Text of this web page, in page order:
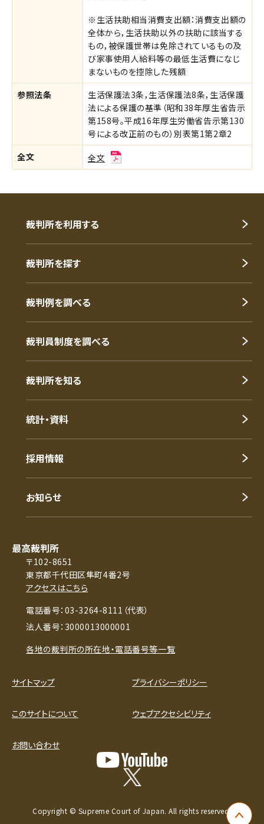
※生活扶助相当消費支出額：消費支出額の
全体から，生活扶助以外の扶助に該当する
もの，被保護世帯は免除されているもの及
び家事使用人給料等の最低生活費になじ
まないものを控除した残額
参照法条
生活保護法3条，生活保護法8条，生活保護
法による保護の基準（昭和38年厚生省告示
第158号。平成16年厚生労働省告示第130
号による改正前のもの）別表第1第2章2
全文
全文
裁判所を利用する
裁判所を探す
裁判例を調べる
裁判員制度を調べる
裁判所を知る
統計・資料
採用情報
お知らせ
最高裁判所
〒102-8651
東京都千代田区隼町4番2号
アクセスはこちら
電話番号：03-3264-8111（代表）
法人番号：3000013000001
各地の裁判所の所在地・電話番号等一覧
サイトマップ プライバシーポリシー
このサイトについて ウェブアクセシビリティ
お問い合わせ
Copyright © Supreme Court of Japan. All rights reserved.